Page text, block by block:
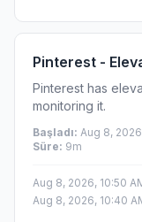
Pinterest -
Pinterest has
monitoring it.
Başladı: Aug 8,
Süre: 9m
Aug 8, 2026, 10:50
Aug 8, 2026, 10:40